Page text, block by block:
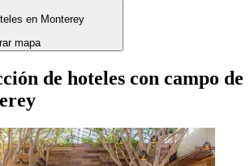
mapa
de hoteles con campo de